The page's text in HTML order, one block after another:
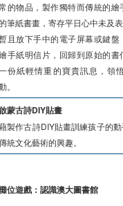
的物品，製作獨特而傳統的繪
筆紙書畫，寄存平日心中未及
且放下手中的電子屏幕或鍵盤
手紙明信片，回歸到原始的書
份紙輕情重的寶貴訊息，領
。
蒙古詩DIY貼畫
製作古詩DIY貼畫訓練孩子的
統文化藝術的興趣。
位遊戲：認識澳大圖書館